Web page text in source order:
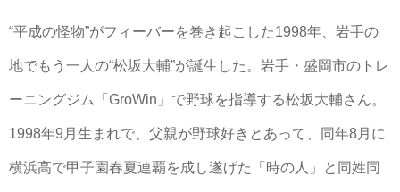
“平成の怪物”がフィーバーを巻き起こした1998年、岩手の
地でもう一人の“松坂大輔”が誕生した。岩手・盛岡市のトレ
ーニングジム「GroWin」で野球を指導する松坂大輔さん。
1998年9月生まれで、父親が野球好きとあって、同年8月に
横浜高で甲子園春夏連覇を成し遂げた「時の人」と同姓同